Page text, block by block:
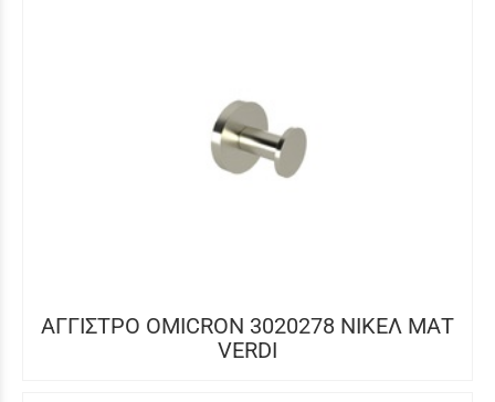
ΑΓΓΙΣΤΡΟ OMICRON 3020278 ΝΙΚΕΛ ΜΑΤ
VERDI